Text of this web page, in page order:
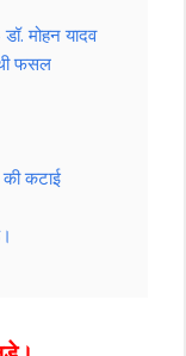
मोहन यादव
फसल
कटाई